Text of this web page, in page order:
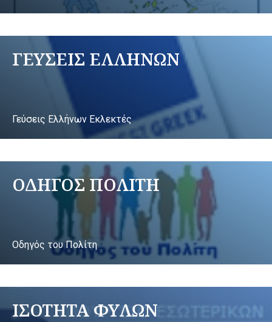
ΓΕΥΣΕΙΣ ΕΛΛΗΝΩΝ
Γεύσεις Ελλήνων Εκλεκτές
ΟΔΗΓΟΣ ΠΟΛΙΤΗ
Οδηγός του Πολίτη
ΙΣΟΤΗΤΑ ΦΥΛΩΝ